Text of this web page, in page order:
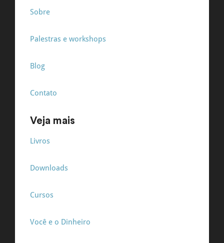
Sobre
Palestras e workshops
Blog
Contato
Veja mais
Livros
Downloads
Cursos
Você e o Dinheiro